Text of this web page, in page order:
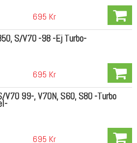
695 Kr
S/V70 -98 -Ej Turbo-
695 Kr
V70 99-, V70N, S60, S80 -Turbo
695 Kr